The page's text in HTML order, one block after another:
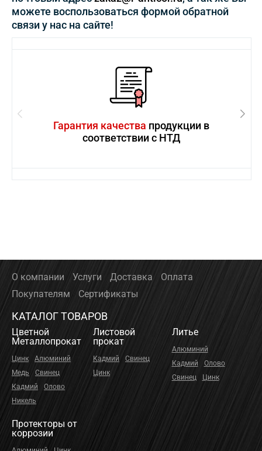
можете воспользоваться формой обратной
связи у нас на сайте!
Гарантия качества продукции в
соответствии с НТД
О компании Услуги Доставка
Оплата
Покупателям
Сертификаты
КАТАЛОГ ТОВАРОВ
Цветной
Металлопрокат
Цинк
Алюминий
Медь
Свинец
Кадмий
Олово
Никель
Листовой
прокат
Кадмий
Свинец
Цинк
Литье
Алюминий
Кадмий
Олово
Свинец
Цинк
Протекторы от
коррозии